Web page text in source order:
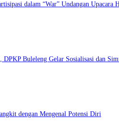
dalam “War” Undangan Upacara
DPKP Buleleng Gelar Sosialisasi dan
dengan Mengenal Potensi Diri